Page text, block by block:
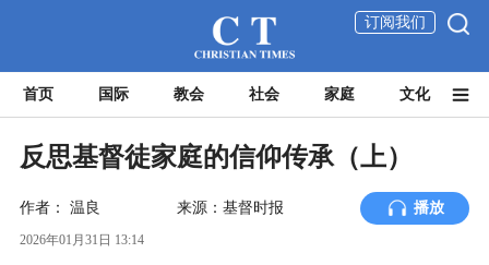
订阅我们
首页 国际 教会 社会 家庭 文化
反思基督徒家庭的信仰传承（上）
作者： 温良 来源：基督时报 播放
2026年01月31日 13:14